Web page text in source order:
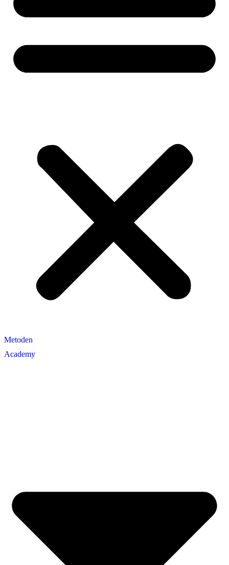
Metoden
Academy